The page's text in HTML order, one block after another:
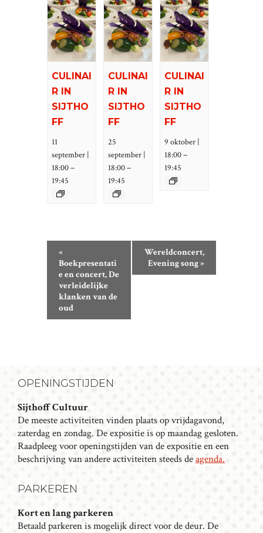
CULINAI
R IN
SIJTHO
FF
11
september |
18:00–
19:45
CULINAI
R IN
SIJTHO
FF
25
september |
18:00–
19:45
CULINAI
R IN
SIJTHO
FF
9 oktober |
18:00–
19:45
M
N
A
V
I
G
A
I
E
«
Boekpresentati
e en concert, De
verleidelijke
klanken van de
oud
Wereldconcert,
Evening song»
OPENINGSTIJDEN
Sijthoff Cultuur
De meeste activiteiten vinden plaats op vrijdagavond,
zaterdag en zondag. De expositie is op maandag gesloten.
Raadpleeg voor openingstijden van de expositie en een
beschrijving van andere activiteiten steeds deagenda.
PARKEREN
Kort en lang parkeren
Betaald parkeren is mogelijk direct voor de deur. De